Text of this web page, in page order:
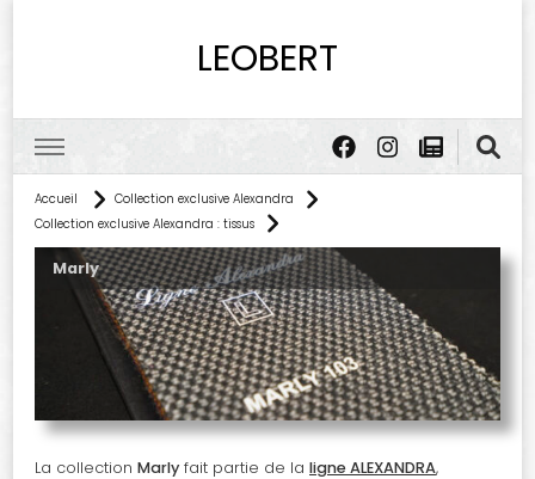
LEOBERT
Accueil
Collection exclusive Alexandra
Collection exclusive Alexandra : tissus
Marly
La collection Marly fait partie de la ligne ALEXANDRA,